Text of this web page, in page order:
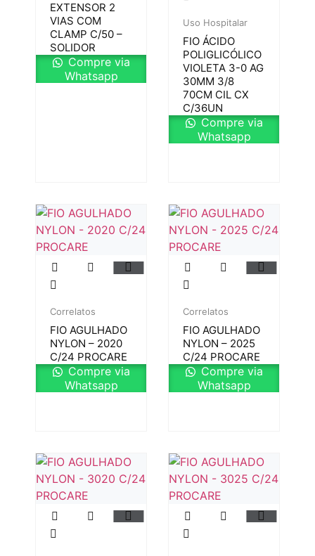
EXTENSOR 2
VIAS COM
CLAMP C/50 –
SOLIDOR
Compre via
Whatsapp
Uso Hospitalar
FIO ÁCIDO
POLIGLICÓLICO
VIOLETA 3-0 AG
30MM 3/8
70CM CIL CX
C/36UN
Compre via
Whatsapp
Correlatos
FIO AGULHADO
NYLON – 2020
C/24 PROCARE
Compre via
Whatsapp
Correlatos
FIO AGULHADO
NYLON – 2025
C/24 PROCARE
Compre via
Whatsapp